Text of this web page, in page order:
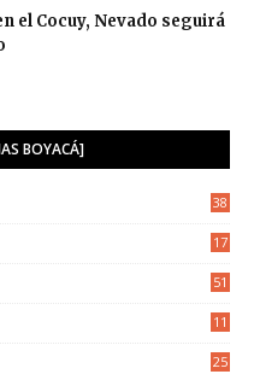
el Cocuy, Nevado seguirá
BOYACÁ]
38
17
51
11
25